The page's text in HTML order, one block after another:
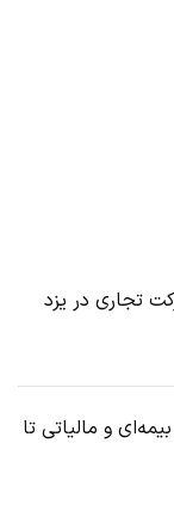
تجاری در یزد
و مالیاتی تا